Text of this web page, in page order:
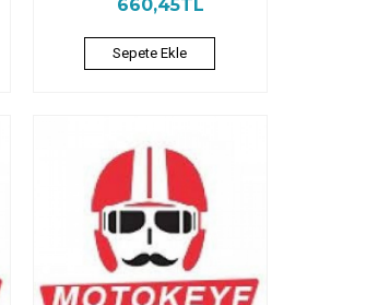
660,45TL
Sepete Ekle